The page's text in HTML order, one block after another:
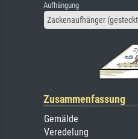
Aufhängung
Zackenaufhänger
Zusammenfassung
Gemälde
Veredelung